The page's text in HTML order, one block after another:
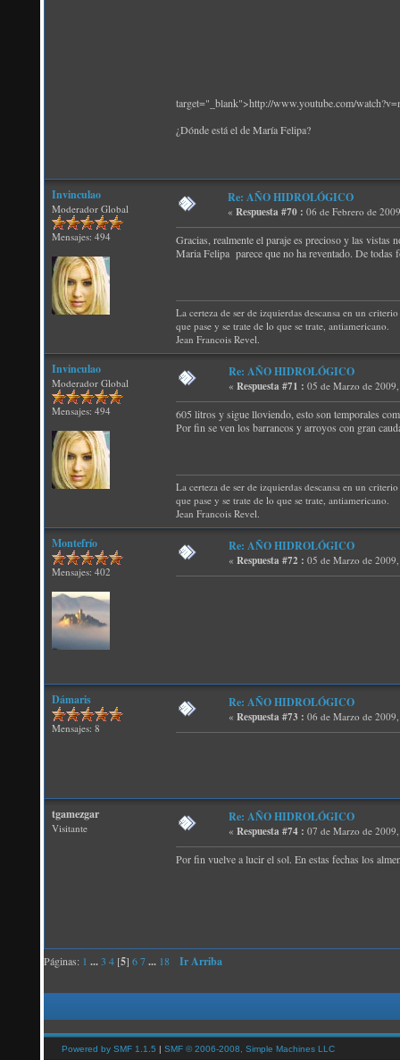
target="_blank">http://www.youtube.com/
¿Dónde está el de María Felipa?
Invinculao
Moderador Global
Mensajes: 494
Re: AÑO HIDROLÓGICO
« Respuesta #70 : 06 de Febrero de
Gracias, realmente el paraje es precioso y las vistas
Maria Felipa parece que no ha reventado. De todas
La certeza de ser de izquierdas descansa en un
que pase y se trate de lo que se trate, antiamericano.
Jean Francois Revel.
Invinculao
Moderador Global
Mensajes: 494
Re: AÑO HIDROLÓGICO
« Respuesta #71 : 05 de Marzo de
605 litros y sigue lloviendo, esto son temporales
Por fin se ven los barrancos y arroyos con gran
La certeza de ser de izquierdas descansa en un
que pase y se trate de lo que se trate, antiamericano.
Jean Francois Revel.
Montefrío
Mensajes: 402
Re: AÑO HIDROLÓGICO
« Respuesta #72 : 05 de Marzo de
Dámaris
Mensajes: 8
Re: AÑO HIDROLÓGICO
« Respuesta #73 : 06 de Marzo de
tgamezgar
Visitante
Re: AÑO HIDROLÓGICO
« Respuesta #74 : 07 de Marzo de
Por fin vuelve a lucir el sol. En estas fechas los
Páginas: 1 ...3 4 [5] 67... 18 Ir Arriba
Powered by SMF 1.1.5 | SMF © 2006-2008, Simple Machines LLC